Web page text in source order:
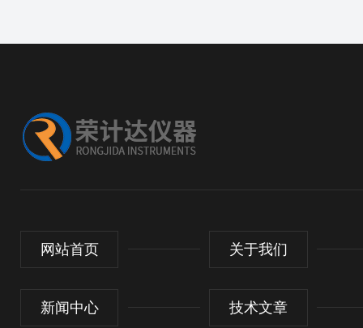
网站首页 关于我们
新闻中心 技术文章